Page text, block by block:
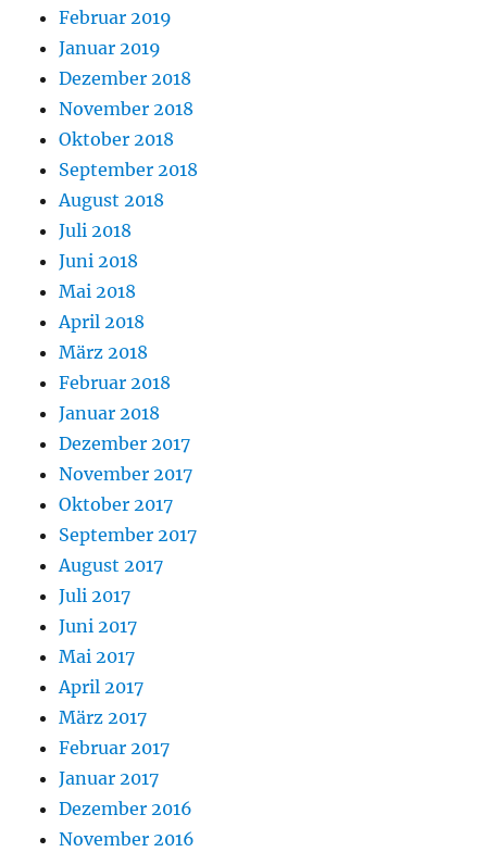
Februar 2019
Januar 2019
Dezember 2018
November 2018
Oktober 2018
September 2018
August 2018
Juli 2018
Juni 2018
Mai 2018
April 2018
März 2018
Februar 2018
Januar 2018
Dezember 2017
November 2017
Oktober 2017
September 2017
August 2017
Juli 2017
Juni 2017
Mai 2017
April 2017
März 2017
Februar 2017
Januar 2017
Dezember 2016
November 2016